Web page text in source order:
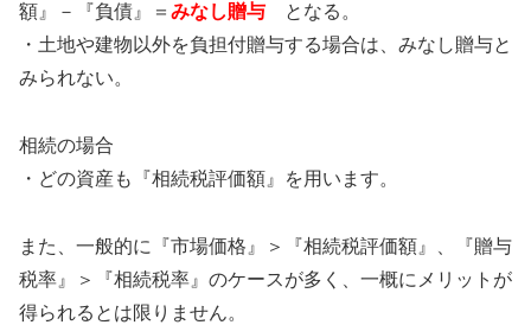
額』－『負債』＝ みなし贈与 となる。
・土地や建物以外を負担付贈与する場合は、みなし贈与と
みられない。
相続の場合
・どの資産も『相続税評価額』を用います。
また、一般的に『市場価格』＞『相続税評価額』、『贈与
税率』＞『相続税率』のケースが多く、一概にメリットが
得られるとは限りません。